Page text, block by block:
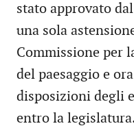
stato approvato
una sola
Commissione per
del paesaggio e
disposizioni degli
entro la